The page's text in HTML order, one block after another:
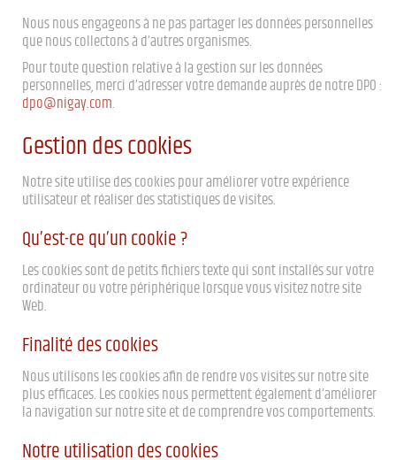
Nous nous engageons à ne pas partager les données personnelles
que nous collectons à d’autres organismes.
Pour toute question relative à la gestion sur les données
personnelles, merci d’adresser votre demande auprès de notre DPO :
dpo@nigay.com.
Gestion des cookies
Notre site utilise des cookies pour améliorer votre expérience
utilisateur et réaliser des statistiques de visites.
Qu’est-ce qu’un cookie ?
Les cookies sont de petits fichiers texte qui sont installés sur votre
ordinateur ou votre périphérique lorsque vous visitez notre site
Web.
Finalité des cookies
Nous utilisons les cookies afin de rendre vos visites sur notre site
plus efficaces. Les cookies nous permettent également d’améliorer
la navigation sur notre site et de comprendre vos comportements.
Notre utilisation des cookies